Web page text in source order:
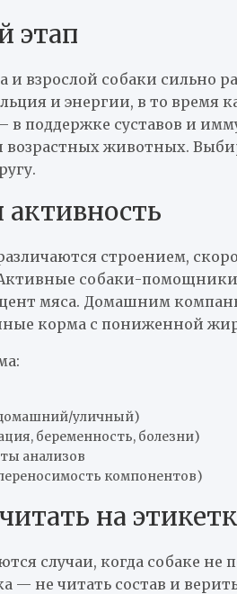
этап
взрослой собаки сильно
и энергии, в то время
поддержке суставов и
возрастных животных.
строением,
собаки-
мяса. Домашним
корма с пониженной
уличный)
беременность, болезни)
анализов
компонентов)
на
случаи, когда собаке не
— не читать состав и